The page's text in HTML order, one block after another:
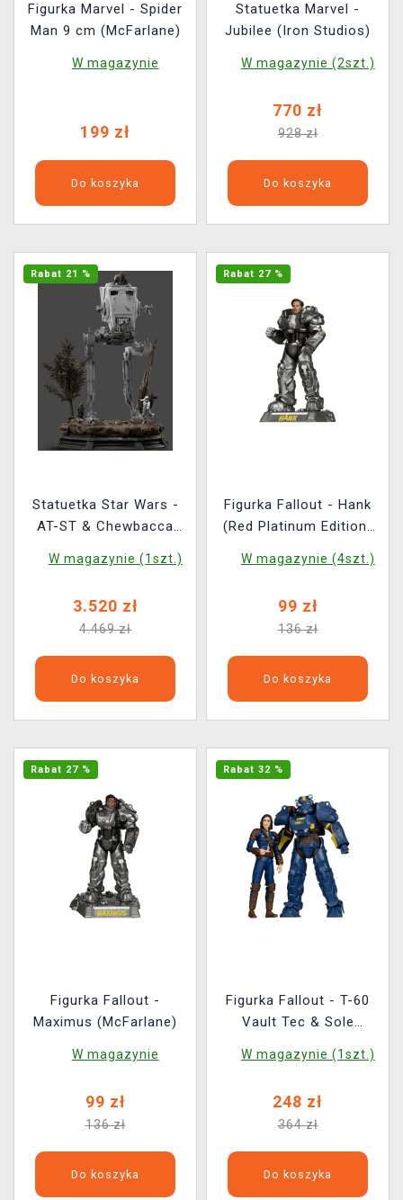
Figurka Marvel - Spider
Man 9 cm (McFarlane)
W magazynie
199 zł
Do koszyka
Statuetka Marvel -
Jubilee (Iron Studios)
W magazynie (2szt.)
770 zł
928 zł
Do koszyka
Rabat 21 %
Statuetka Star Wars -
AT-ST & Chewbacca
W magazynie (1szt.)
3.520 zł
4.469 zł
Do koszyka
Rabat 27 %
Figurka Fallout - Hank
(Red Platinum Edition)
W magazynie (4szt.)
99 zł
136 zł
Do koszyka
Rabat 27 %
Figurka Fallout -
Maximus (McFarlane)
W magazynie
99 zł
136 zł
Do koszyka
Rabat 32 %
Figurka Fallout - T-60
Vault Tec & Sole
W magazynie (1szt.)
248 zł
364 zł
Do koszyka